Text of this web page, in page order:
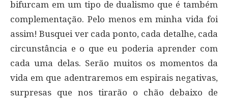
bifurcam em um tipo de dualismo que é também
complementação. Pelo menos em minha vida foi
assim! Busquei ver cada ponto, cada detalhe, cada
circunstância e o que eu poderia aprender com
cada uma delas. Serão muitos os momentos da
vida em que adentraremos em espirais negativas,
surpresas que nos tirarão o chão debaixo de